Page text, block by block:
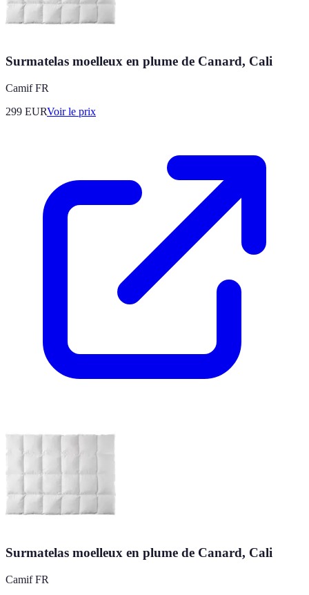
Surmatelas moelleux en plume de Canard, Cali
Camif FR
299 EURVoir le prix
Surmatelas moelleux en plume de Canard, Cali
Camif FR